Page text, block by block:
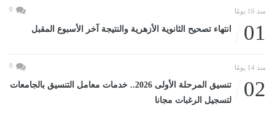
منذ 16 يومًا 0
01 انتهاء تصحيح الثانوية الأزهرية والنتيجة آخر الأسبوع المقبل
منذ 14 يومًا 0
02
تنسيق المرحلة الأولى 2026.. خدمات معامل التنسيق بالجامعات
لتسجيل الرغبات مجانا